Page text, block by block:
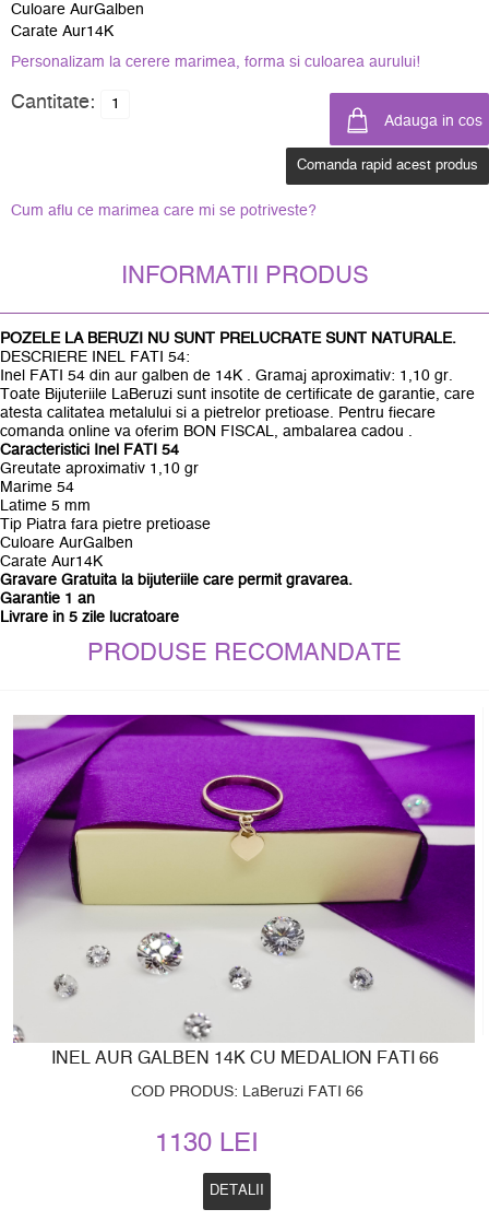
Culoare AurGalben
Carate Aur14K
Personalizam la cerere marimea, forma si culoarea aurului!
Cantitate:
Comanda rapid acest produs
Cum aflu ce marimea care mi se potriveste?
INFORMATII PRODUS
POZELE LA BERUZI NU SUNT PRELUCRATE SUNT NATURALE.
DESCRIERE INEL FATI 54:
Inel FATI 54 din aur galben de 14K . Gramaj aproximativ: 1,10 gr.
Toate Bijuteriile LaBeruzi sunt insotite de certificate de garantie, care
atesta calitatea metalului si a pietrelor pretioase. Pentru fiecare
comanda online va oferim BON FISCAL, ambalarea cadou .
Caracteristici Inel FATI 54
Greutate aproximativ 1,10 gr
Marime 54
Latime 5 mm
Tip Piatra fara pietre pretioase
Culoare AurGalben
Carate Aur14K
Gravare Gratuita la bijuteriile care permit gravarea.
Garantie 1 an
Livrare in 5 zile lucratoare
PRODUSE RECOMANDATE
INEL AUR GALBEN 14K CU MEDALION FATI 66
COD PRODUS: LaBeruzi FATI 66
1130 LEI
DETALII